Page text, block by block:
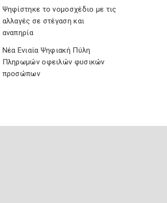
Ψηφίστηκε το νομοσχέδιο με τις
αλλαγές σε στέγαση και
αναπηρία
Νέα Ενιαία Ψηφιακή Πύλη
Πληρωμών οφειλών φυσικών
προσώπων